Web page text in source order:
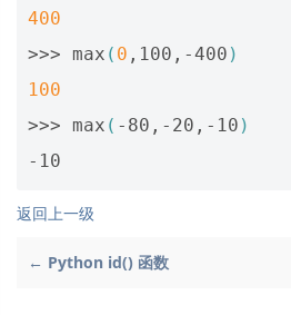
400
>>> max ( 0 ,100,-400 )
100
>>> max ( -80,-20,-10 )
返回上一级
← Python id() 函数